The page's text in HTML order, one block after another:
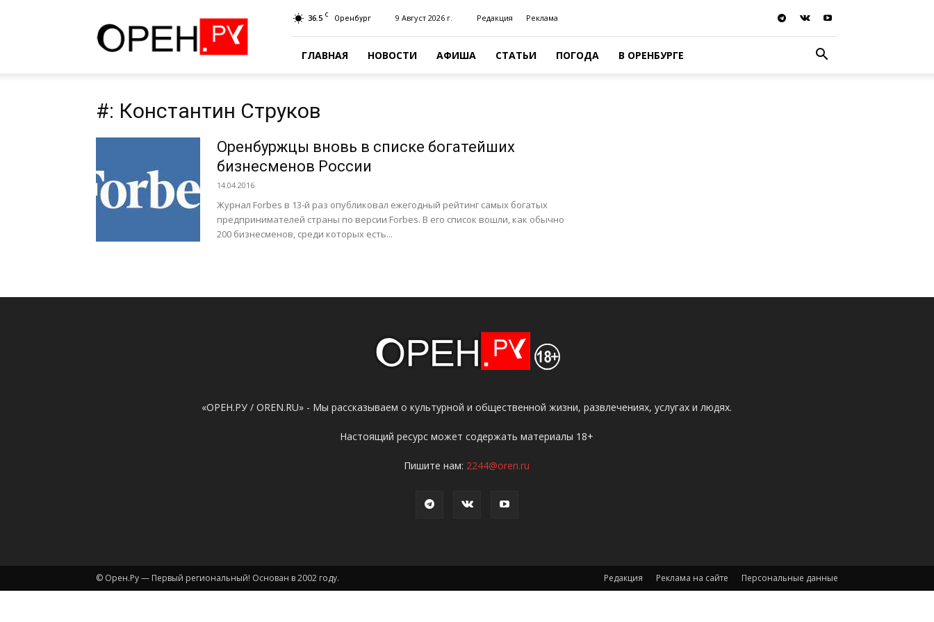
36.5 C Оренбург 9 Август 2026 г. Редакция Реклама
ГЛАВНАЯ НОВОСТИ АФИША СТАТЬИ ПОГОДА В ОРЕНБУРГЕ
#: Константин Струков
Оренбуржцы вновь в списке богатейших
бизнесменов России
14.04.2016
Журнал Forbes в 13-й раз опубликовал ежегодный рейтинг самых богатых
предпринимателей страны по версии Forbes. В его список вошли, как обычно
200 бизнесменов, среди которых есть...
«ОРЕН.РУ / OREN.RU» - Мы рассказываем о культурной и общественной жизни, развлечениях, услугах и людях.
Настоящий ресурс может содержать материалы 18+
Пишите нам: 2244@oren.ru
Редакция Реклама на сайте Персональные данные
© Орен.Ру — Первый региональный! Основан в 2002 году.